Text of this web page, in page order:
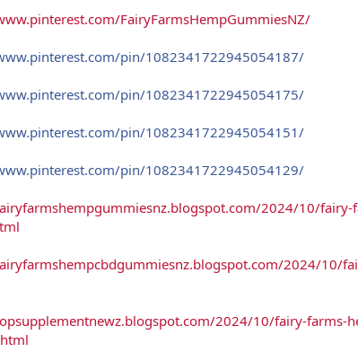
FairyFarmsHempGummiesNZ/
pin/1082341722945054187/
pin/1082341722945054175/
pin/1082341722945054151/
pin/1082341722945054129/
2024/10/fairy-
2024/10/
2024/10/fairy-farms-